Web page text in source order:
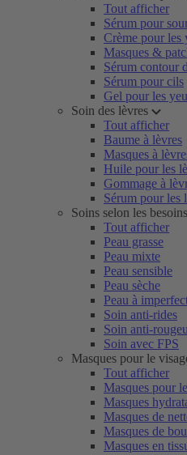
Tout afficher
Sérum pour
Crème pour les
Masques &
Sérum contour
Sérum pour cils
Gel pour les
Soin des lèvres
Tout afficher
Baume à lèvres
Masques à
Huile pour les
Gommage à
Sérum pour les
Soins selon les
Tout afficher
Peau grasse
Peau mixte
Peau sensible
Peau sèche
Peau à
Soin anti-rides
Soin anti-
Soin avec FPS
Masques pour le
Tout afficher
Masques pour
Masques
Masques de
Masques de
Masques en